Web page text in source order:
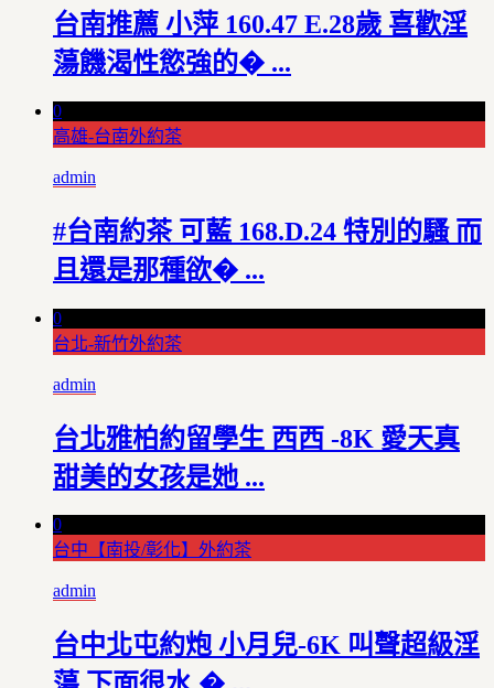
台南推薦 小萍 160.47 E.28歲 喜歡淫
蕩饑渴性慾強的� ...
0
高雄-台南外約茶
admin
#台南約茶 可藍 168.D.24 特別的騷 而
且還是那種欲� ...
0
台北-新竹外約茶
admin
台北雅柏約留學生 西西 -8K 愛天真
甜美的女孩是她 ...
0
台中【南投/彰化】外約茶
admin
台中北屯約炮 小月兒-6K 叫聲超級淫